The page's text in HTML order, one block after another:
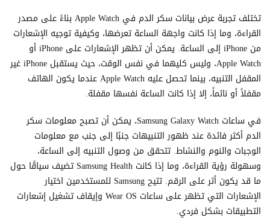
تختلف تجربة عرض بيانات سكر الدم في Apple Watch بناءً على مصدر
القراءة، وما إذا كانت واجهة الساعة تعرضها، وكيفية توجيه الإشعارات
من iPhone إلى الساعة. يمكن أن تظهر الإشعارات على iPhone أو
Apple Watch، وليس كليهما في نفس الوقت، حيث يستقبل iPhone غير
المقفل التنبيه، بينما تحصل عليه Apple Watch عندما يكون الهاتف
مقفلاً أو نائماً، إلا إذا كانت الساعة نفسها مقفلة.
في ساعات Samsung Galaxy Watch، يمكن أن تصبح معلومات سكر
الدم أكثر فائدة عند ظهور التنبيهات جنبًا إلى جنب مع معلومات
الوجبات والنوم والنشاط. تتحقق من وصول التنبيه إلى الساعة،
وسهولة رؤية القراءة، وما إذا كانت Samsung Health تضيف سياقًا حول
ما قد يكون أثر على الرقم. تتيح Samsung للمستخدمين اختيار
الإشعارات التي تظهر على ساعات Wear OS وإيقاف تشغيل إشعارات
التطبيقات بشكل فردي.